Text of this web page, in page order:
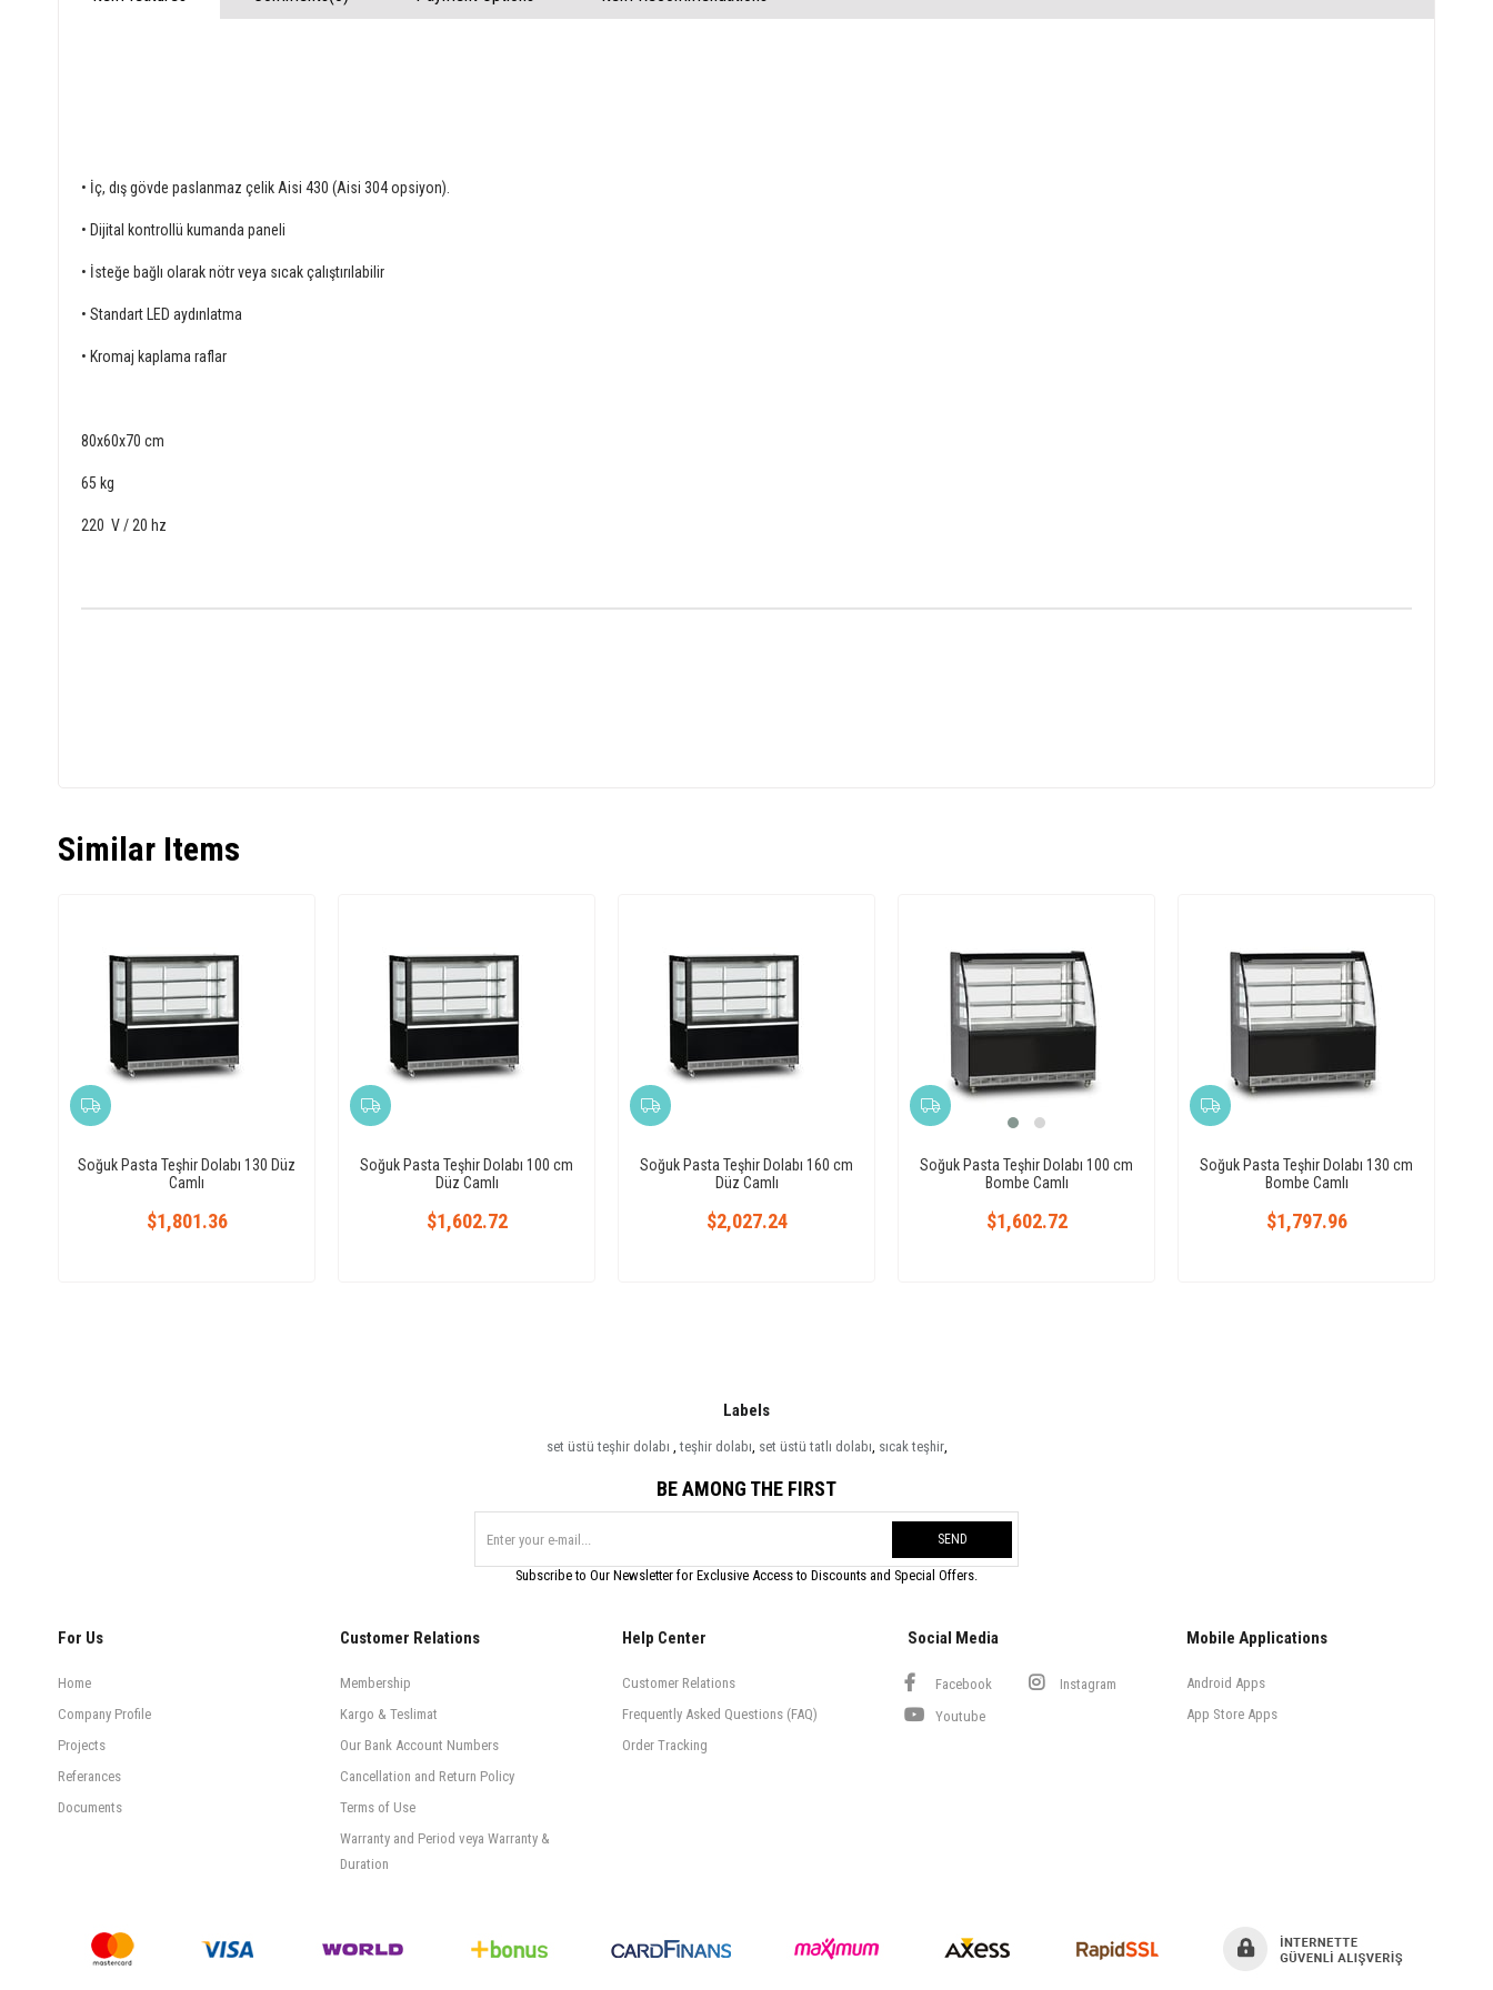
• İç, dış gövde paslanmaz çelik Aisi 430 (Aisi 304 opsiyon).
• Dijital kontrollü kumanda paneli
• İsteğe bağlı olarak nötr veya sıcak çalıştırılabilir
• Standart LED aydınlatma
• Kromaj kaplama raflar
80x60x70 cm
65 kg
220 V / 20 hz
Similar Items
Soğuk Pasta Teşhir Dolabı 130 Düz
Camlı
$1,801.36
Soğuk Pasta Teşhir Dolabı 100 cm
Düz Camlı
$1,602.72
Soğuk Pasta Teşhir Dolabı 160 cm
Düz Camlı
$2,027.24
Soğuk Pasta Teşhir Dolabı 100 cm
Bombe Camlı
$1,602.72
Soğuk Pasta Teşhir Dolabı 130 cm
Bombe Camlı
$1,797.96
Labels
set üstü teşhir dolabı , teşhir dolabı, set üstü tatlı dolabı, sıcak teşhir,
BE AMONG THE FIRST
SEND
Subscribe to Our Newsletter for Exclusive Access to Discounts and Special Offers.
For Us
Home
Company Profile
Projects
Referances
Documents
Customer Relations
Membership
Kargo & Teslimat
Our Bank Account Numbers
Cancellation and Return Policy
Terms of Use
Warranty and Period veya Warranty &
Duration
Help Center
Customer Relations
Frequently Asked Questions (FAQ)
Order Tracking
Social Media
Facebook
Instagram
Youtube
Mobile Applications
Android Apps
App Store Apps